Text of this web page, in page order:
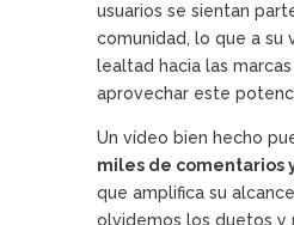
usuarios se sientan
comunidad, lo que a su
lealtad hacia las
aprovechar este
Un vídeo bien hecho
miles de comentarios
que amplifica su
olvidemos los duetos y